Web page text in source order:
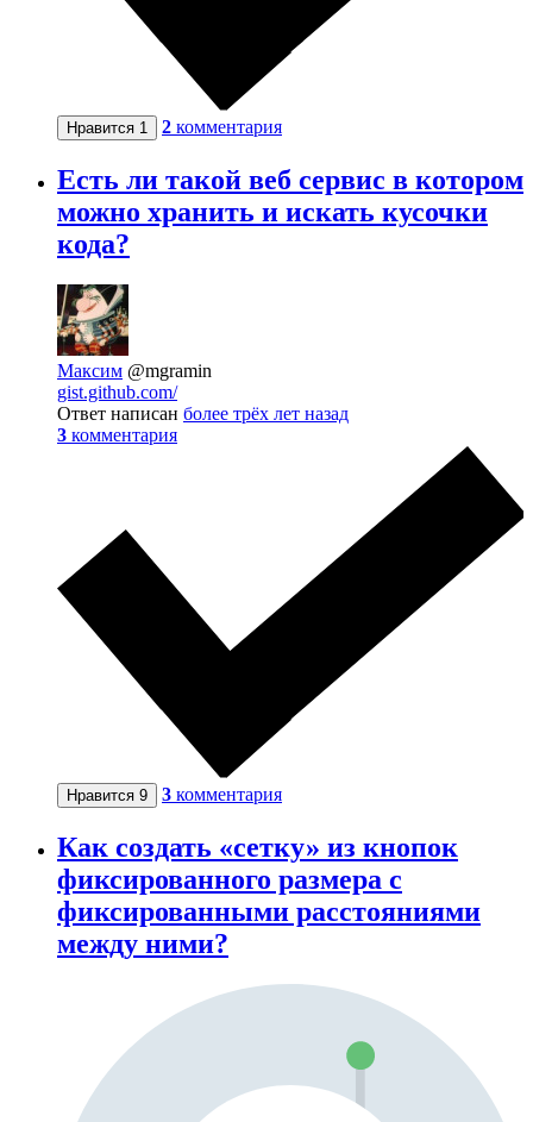
Нравится 1 2 комментария
Есть ли такой веб сервис в котором
можно хранить и искать кусочки
кода?
Максим @mgramin
gist.github.com/
Ответ написан более трёх лет назад
3 комментария
Нравится 9 3 комментария
Как создать «сетку» из кнопок
фиксированного размера с
фиксированными расстояниями
между ними?